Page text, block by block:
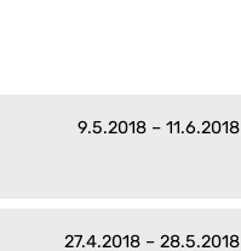
9.5.2018 – 11.6.2018
27.4.2018 – 28.5.2018